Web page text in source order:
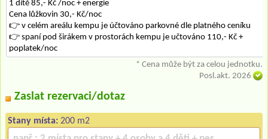
1 dítě 85,- Kč /noc + energie
Cena lůžkovin 30,- Kč/noc
👉 v celém areálu kempu je účtováno parkovné dle platného ceníku
👉 spaní pod širákem v prostorách kempu je učtováno 110,- Kč +
poplatek/noc
* Cena může být za celou jednotku.
Posl.akt. 2026
Zaslat rezervaci/dotaz
Stany místa: 200 m2